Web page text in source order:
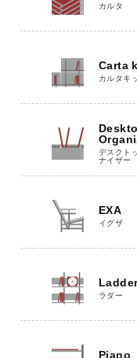
カルタ
Carta
カルタキ
デスクト
ナイザー
EXA
イグザ
ラダー
Piano